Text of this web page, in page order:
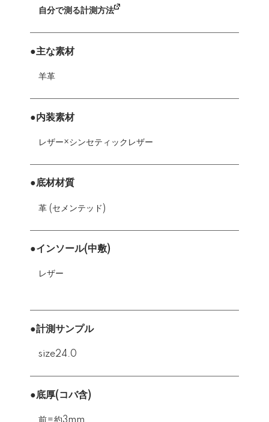
自分で測る計測方法
●主な素材
羊革
●内装素材
レザー×シンセティックレザー
●底材材質
革 (セメンテッド)
●インソール(中敷)
レザー
●計測サンプル
size24.0
●底厚(コバ含)